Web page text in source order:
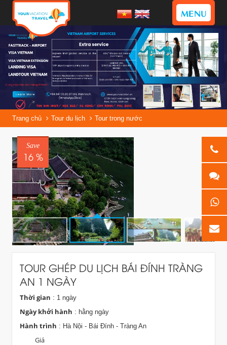
MENU
Trang chủ Tour du lịch Tour trong nước
Save
16 %
TOUR GHÉP DU LỊCH BÁI ĐÍNH TRÀNG
AN 1 NGÀY
Thời gian : 1 ngày
Ngày khởi hành : hằng ngày
Hành trình : Hà Nội - Bái Đính - Tràng An
Giá